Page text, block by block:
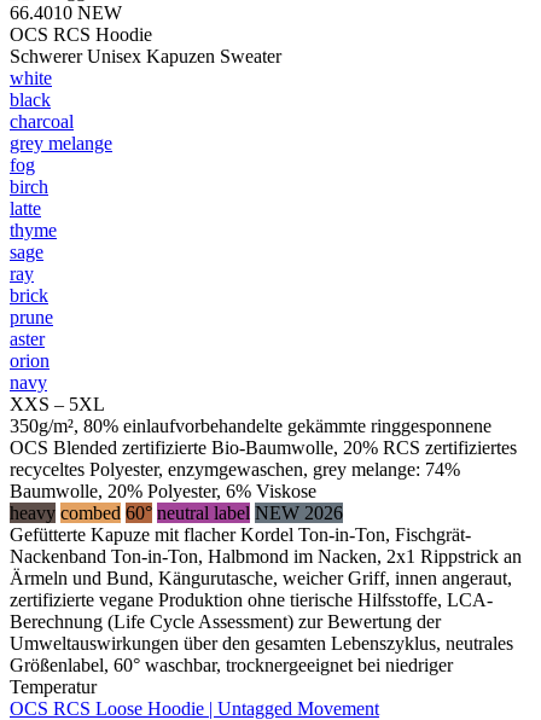
66.4010 NEW
OCS RCS Hoodie
Schwerer Unisex Kapuzen Sweater
white
black
charcoal
grey melange
fog
birch
latte
thyme
sage
ray
brick
prune
aster
orion
navy
XXS – 5XL
350g/m², 80% einlaufvorbehandelte gekämmte ringgesponnene
OCS Blended zertifizierte Bio-Baumwolle, 20% RCS zertifiziertes
recyceltes Polyester, enzymgewaschen, grey melange: 74%
Baumwolle, 20% Polyester, 6% Viskose
heavy combed 60° neutral label NEW 2026
Gefütterte Kapuze mit flacher Kordel Ton-in-Ton, Fischgrät-
Nackenband Ton-in-Ton, Halbmond im Nacken, 2x1 Rippstrick an
Ärmeln und Bund, Kängurutasche, weicher Griff, innen angeraut,
zertifizierte vegane Produktion ohne tierische Hilfsstoffe, LCA-
Berechnung (Life Cycle Assessment) zur Bewertung der
Umweltauswirkungen über den gesamten Lebenszyklus, neutrales
Größenlabel, 60° waschbar, trocknergeeignet bei niedriger
Temperatur
OCS RCS Loose Hoodie | Untagged Movement